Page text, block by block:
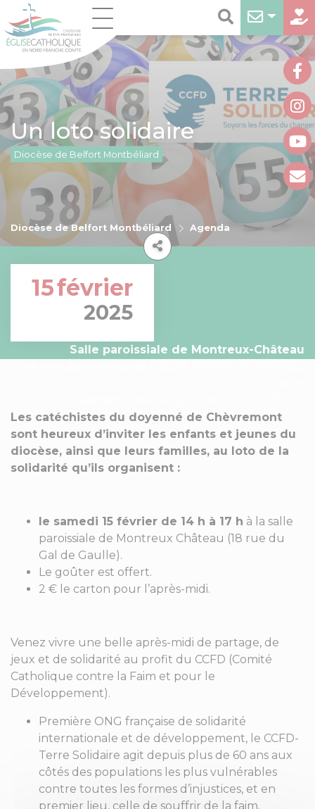
Un loto solidaire
Diocèse de Belfort Montbéliard
Diocèse de Belfort Montbéliard Agenda
15février
2025
Salle paroissiale de Montreux-Château
Les catéchistes du doyenné de Chèvremont
sont heureux d’inviter les enfants et jeunes du
diocèse, ainsi que leurs familles, au loto de la
solidarité qu’ils organisent :
le samedi 15 février de 14 h à 17 h à la salle
paroissiale de Montreux Château (18 rue du
Gal de Gaulle).
Le goûter est offert.
2 € le carton pour l’après-midi.
Venez vivre une belle après-midi de partage, de
jeux et de solidarité au profit du CCFD (Comité
Catholique contre la Faim et pour le
Développement).
Première ONG française de solidarité
internationale et de développement, le CCFD-
Terre Solidaire agit depuis plus de 60 ans aux
côtés des populations les plus vulnérables
contre toutes les formes d’injustices, et en
premier lieu, celle de souffrir de la faim.